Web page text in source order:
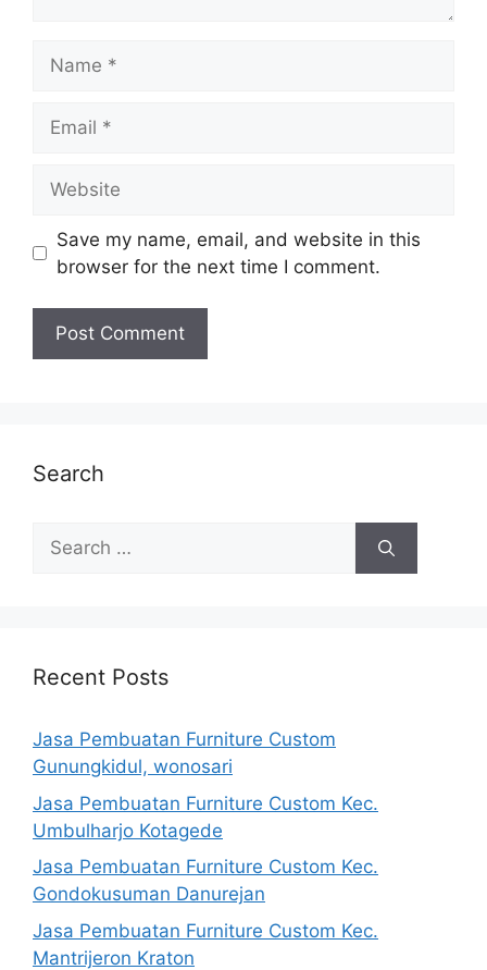
Save my name, email, and website in this
browser for the next time I comment.
Search
Search
for:
Recent Posts
Jasa Pembuatan Furniture Custom
Gunungkidul, wonosari
Jasa Pembuatan Furniture Custom Kec.
Umbulharjo Kotagede
Jasa Pembuatan Furniture Custom Kec.
Gondokusuman Danurejan
Jasa Pembuatan Furniture Custom Kec.
Mantrijeron Kraton